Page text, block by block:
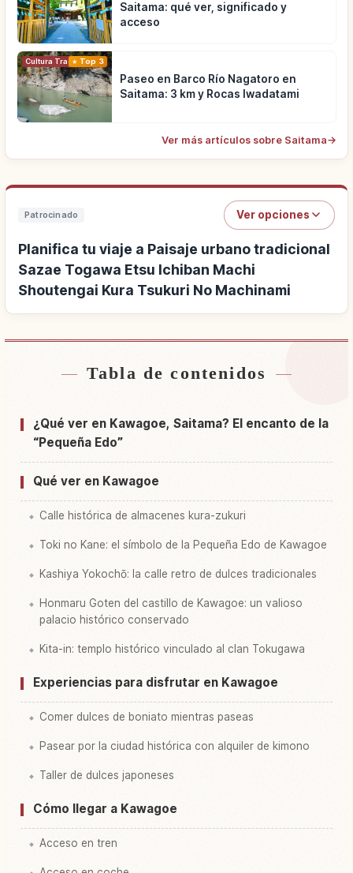
Saitama: qué ver, significado y
acceso
Cultura Tradicional
Top 3
Paseo en Barco Río Nagatoro en
Saitama: 3 km y Rocas Iwadatami
Ver más artículos sobre Saitama→
Patrocinado Ver opciones
Planifica tu viaje a Paisaje urbano tradicional
Sazae Togawa Etsu Ichiban Machi
Shoutengai Kura Tsukuri No Machinami
Buscar alojamiento cerca de Paisaje urbano
Buscar experiencias en Paisaje urbano
tradicional Sazae Togawa Etsu Ichiban Machi
Shoutengai Kura Tsukuri No Machinami
↗
Tabla de contenidos
¿Qué ver en Kawagoe, Saitama? El encanto de la
“Pequeña Edo”
Qué ver en Kawagoe
Calle histórica de almacenes kura-zukuri
Toki no Kane: el símbolo de la Pequeña Edo de Kawagoe
Kashiya Yokochō: la calle retro de dulces tradicionales
Honmaru Goten del castillo de Kawagoe: un valioso
palacio histórico conservado
Kita-in: templo histórico vinculado al clan Tokugawa
Experiencias para disfrutar en Kawagoe
Comer dulces de boniato mientras paseas
Pasear por la ciudad histórica con alquiler de kimono
Taller de dulces japoneses
Cómo llegar a Kawagoe
Acceso en tren